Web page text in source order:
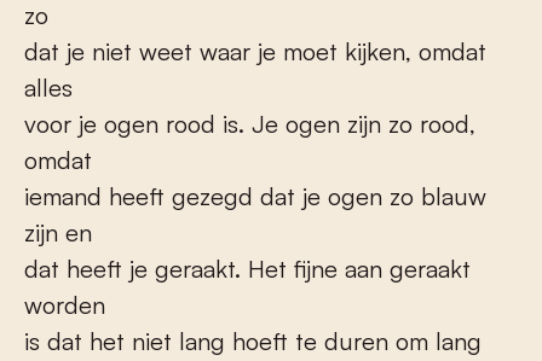
zo
dat je niet weet waar je moet kijken, omdat
alles
voor je ogen rood is. Je ogen zijn zo rood,
omdat
iemand heeft gezegd dat je ogen zo blauw
zijn en
dat heeft je geraakt. Het fijne aan geraakt
worden
is dat het niet lang hoeft te duren om lang